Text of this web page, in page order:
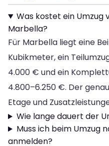
Was kostet ein Umzug
Marbella?
Für Marbella liegt eine
Kubikmeter, ein
4.000 € und ein
4.800–6.250 €. Der
Etage und
Wie lange dauert der
Muss ich beim Umzug
anmelden?